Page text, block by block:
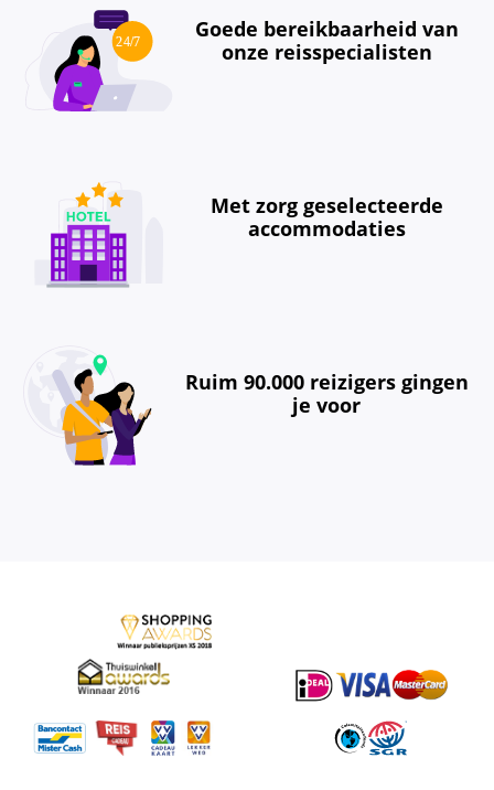
Goede bereikbaarheid van
onze reisspecialisten
Met zorg geselecteerde
accommodaties
Ruim 90.000 reizigers gingen
je voor